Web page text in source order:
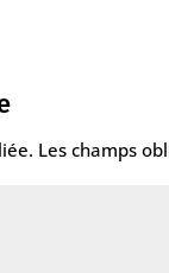
Les champs